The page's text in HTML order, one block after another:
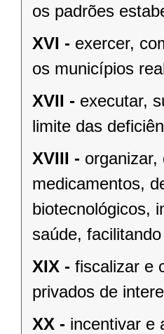
os padrões
XVI - exercer,
os municípios
XVII - executar,
limite das
XVIII -
medicamentos,
biotecnológicos,
saúde,
XIX - fiscalizar e
privados de
XX - incentivar e